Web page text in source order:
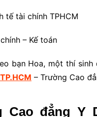
tế tài chính TPHCM
– Kế toán
bạn Hoa, một thí
– Trường Cao
Cao đẳng Y